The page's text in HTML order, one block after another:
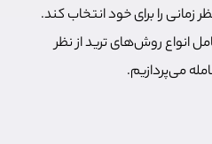
زمانی را برای خود انتخاب کند.
انواع روش‌های ترید از نظر
می‌پردازیم.